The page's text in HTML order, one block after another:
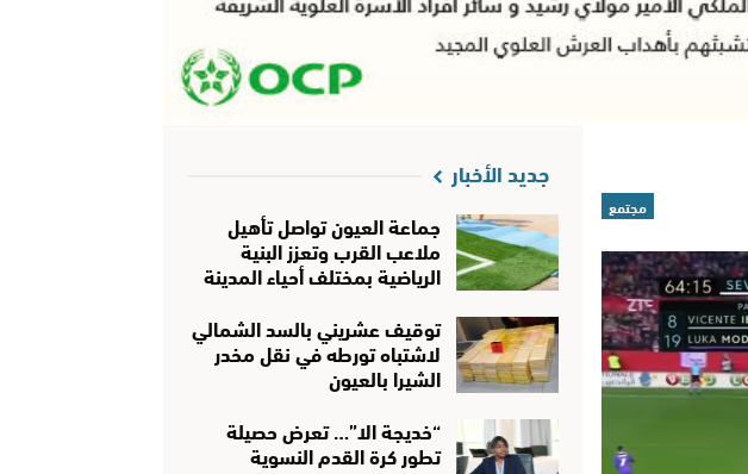
مجتمع
جديد الأخبار
جماعة العيون تواصل تأهيل
ملاعب القرب وتعزز البنية
الرياضية بمختلف أحياء المدينة
توقيف عشريني بالسد الشمالي
لاشتباه تورطه في نقل مخدر
الشيرا بالعيون
“خديجة الا”… تعرض حصيلة
تطور كرة القدم النسوية